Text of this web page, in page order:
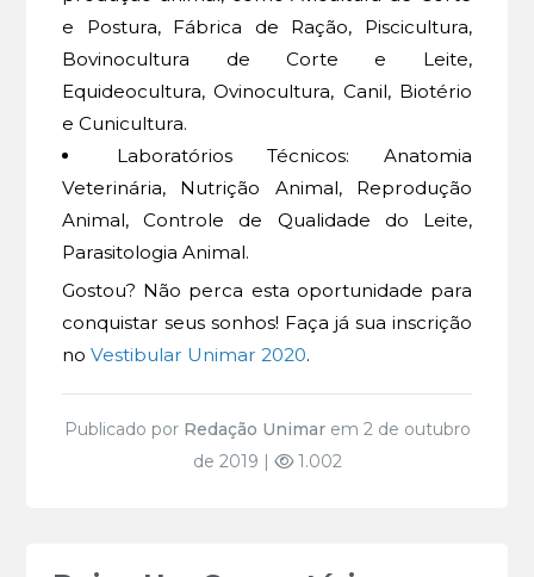
e Postura, Fábrica de Ração, Piscicultura,
Bovinocultura de Corte e Leite,
Equideocultura, Ovinocultura, Canil, Biotério
e Cunicultura.
Laboratórios Técnicos: Anatomia
Veterinária, Nutrição Animal, Reprodução
Animal, Controle de Qualidade do Leite,
Parasitologia Animal.
Gostou? Não perca esta oportunidade para
conquistar seus sonhos! Faça já sua inscrição
noVestibular Unimar 2020.
Publicado por Redação Unimarem 2 de outubro
de 2019 |
1.002